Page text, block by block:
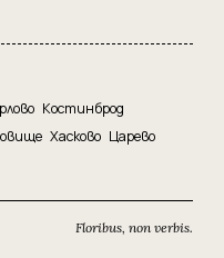
Костинброд
Хасково Царево
Floribus, non verbis.